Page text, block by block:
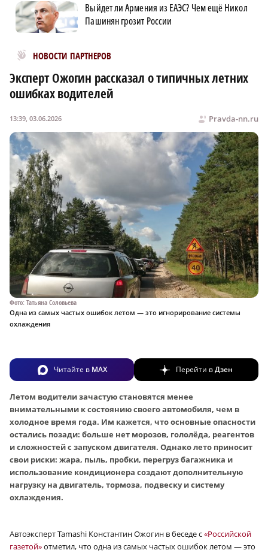
Выйдет ли Армения из ЕАЭС? Чем ещё Никол
Пашинян грозит России
НОВОСТИ ПАРТНЕРОВ
Новости МирТесен
Эксперт Ожогин рассказал о типичных летних
ошибках водителей
Pravda-nn.ru
13:39, 03.06.2026
Фото: Татьяна Соловьева
Одна из самых частых ошибок летом — это игнорирование системы
охлаждения
Читайте в MAX Перейти вДзен
Летом водители зачастую становятся менее
внимательными к состоянию своего автомобиля, чем в
холодное время года. Им кажется, что основные опасности
остались позади: больше нет морозов, гололёда, реагентов
и сложностей с запуском двигателя. Однако лето приносит
свои риски: жара, пыль, пробки, перегруз багажника и
использование кондиционера создают дополнительную
нагрузку на двигатель, тормоза, подвеску и систему
охлаждения.
Автоэксперт Tamashi Константин Ожогин в беседе с«Российской
газетой»отметил, что одна из самых частых ошибок летом — это